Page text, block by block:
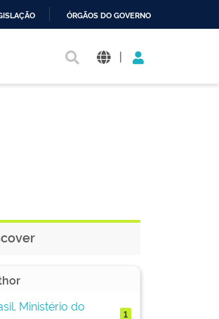
ÓRGÃOS DO GOVERNO
|
Ministério do
1